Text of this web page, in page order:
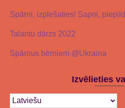
Spārni, izplešaties! Sapņi,
Talantu dārzs 2022
Spārnus bērniem @Ukraina
Izvēlieties